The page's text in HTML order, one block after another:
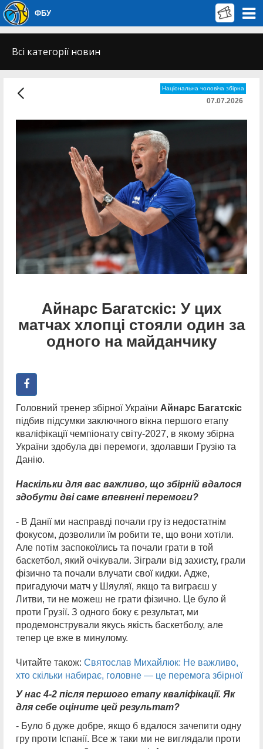
ФБУ
Всі категорії новин
Національна чоловіча збірна
07.07.2026
Айнарс Багатскіс: У цих
матчах хлопці стояли один за
одного на майданчику
Головний тренер збірної України Айнарс Багатскіс
підбив підсумки заключного вікна першого етапу
кваліфікації чемпіонату світу-2027, в якому збірна
України здобула дві перемоги, здолавши Грузію та
Данію.
Наскільки для вас важливо, що збірній вдалося
здобути дві саме впевнені перемоги?
- В Данії ми насправді почали гру із недостатнім
фокусом, дозволили їм робити те, що вони хотіли.
Але потім заспокоїлись та почали грати в той
баскетбол, який очікували. Зіграли від захисту, грали
фізично та почали влучати свої кидки. Адже,
пригадуючи матч у Шяуляї, якщо та виграєш у
Литви, ти не можеш не грати фізично. Це було й
проти Грузії. З одного боку є результат, ми
продемонстрували якусь якість баскетболу, але
тепер це вже в минулому.
Читайте також: Святослав Михайлюк: Не важливо,
хто скільки набирає, головне — це перемога збірної
У нас 4-2 після першого етапу кваліфікації. Як
для себе оціните цей результат?
- Було б дуже добре, якщо б вдалося зачепити одну
гру проти Іспанії. Все ж таки ми не виглядали проти